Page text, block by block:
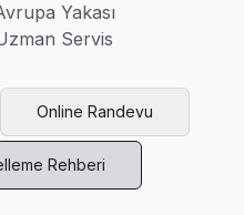
Servis
mahallesi için Techwood TV
→
Yakası
Servis
Online Randevu
Rehberi